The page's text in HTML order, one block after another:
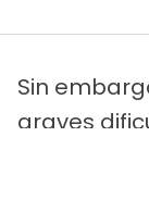
Sin
graves